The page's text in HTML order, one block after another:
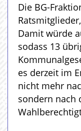
Die BG-
Damit würde
sodass 13
es derzeit im
nicht mehr
sondern nach